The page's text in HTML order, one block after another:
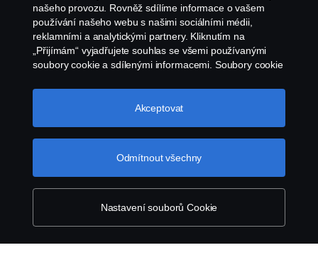
Zásady Cookies
Nastavení Cookie
© Copyright Scania 2026. Všechna práva
vyhrazena. Scania Czech Republic s.r.o., Sobínská
186, 252 19 Chrášťany, Česká republika.
našeho provozu. Rovněž sdílíme informace o vašem
používání našeho webu s našimi sociálními médii,
reklamními a analytickými partnery. Kliknutím na
„Přijímám“ vyjadřujete souhlas se všemi používanými
soubory cookie a sdílenými informacemi. Soubory cookie
cookie“ a výběrem kategorií, které chcete přijmout.
Podrobnější vysvětlení toho, jak používáme soubory
Nastavení souborů Cookie
Odmítnout všechny
Akceptovat